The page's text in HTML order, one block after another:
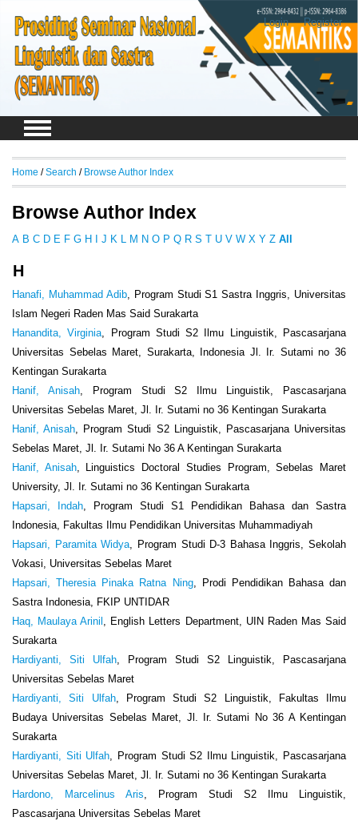
Login Register
Home /Search / Browse Author Index
Browse Author Index
A B C D E F G H I J K L M N O P Q R S T U V W X Y Z All
H
Hanafi, Muhammad Adib, Program Studi S1 Sastra Inggris, Universitas
Islam Negeri Raden Mas Said Surakarta
Hanandita, Virginia, Program Studi S2 Ilmu Linguistik, Pascasarjana
Universitas Sebelas Maret, Surakarta, Indonesia Jl. Ir. Sutami no 36
Kentingan Surakarta
Hanif, Anisah, Program Studi S2 Ilmu Linguistik, Pascasarjana
Universitas Sebelas Maret, Jl. Ir. Sutami no 36 Kentingan Surakarta
Hanif, Anisah, Program Studi S2 Linguistik, Pascasarjana Universitas
Sebelas Maret, Jl. Ir. Sutami No 36 A Kentingan Surakarta
Hanif, Anisah, Linguistics Doctoral Studies Program, Sebelas Maret
University, Jl. Ir. Sutami no 36 Kentingan Surakarta
Hapsari, Indah, Program Studi S1 Pendidikan Bahasa dan Sastra
Indonesia, Fakultas Ilmu Pendidikan Universitas Muhammadiyah
Hapsari, Paramita Widya, Program Studi D-3 Bahasa Inggris, Sekolah
Vokasi, Universitas Sebelas Maret
Hapsari, Theresia Pinaka Ratna Ning, Prodi Pendidikan Bahasa dan
Sastra Indonesia, FKIP UNTIDAR
Haq, Maulaya Arinil , English Letters Department, UIN Raden Mas Said
Surakarta
Hardiyanti, Siti Ulfah, Program Studi S2 Linguistik, Pascasarjana
Universitas Sebelas Maret
Hardiyanti, Siti Ulfah, Program Studi S2 Linguistik, Fakultas Ilmu
Budaya Universitas Sebelas Maret, Jl. Ir. Sutami No 36 A Kentingan
Surakarta
Hardiyanti, Siti Ulfah, Program Studi S2 Ilmu Linguistik, Pascasarjana
Universitas Sebelas Maret, Jl. Ir. Sutami no 36 Kentingan Surakarta
Hardono, Marcelinus Aris, Program Studi S2 Ilmu Linguistik,
Pascasarjana Universitas Sebelas Maret